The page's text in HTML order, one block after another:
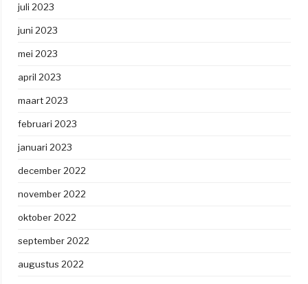
juli 2023
juni 2023
mei 2023
april 2023
maart 2023
februari 2023
januari 2023
december 2022
november 2022
oktober 2022
september 2022
augustus 2022